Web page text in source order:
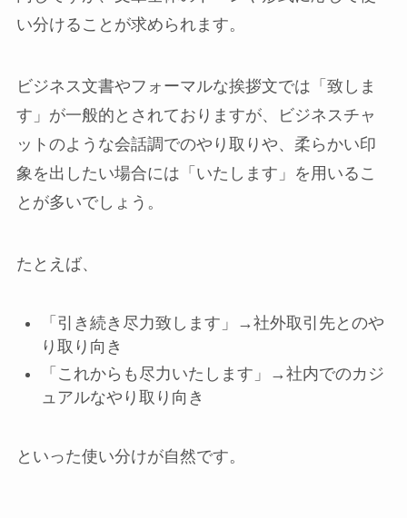
い分けることが求められます。
ビジネス文書やフォーマルな挨拶文では「致しま
す」が一般的とされておりますが、ビジネスチャ
ットのような会話調でのやり取りや、柔らかい印
象を出したい場合には「いたします」を用いるこ
とが多いでしょう。
たとえば、
「引き続き尽力致します」→社外取引先とのや
り取り向き
「これからも尽力いたします」→社内でのカジ
ュアルなやり取り向き
といった使い分けが自然です。